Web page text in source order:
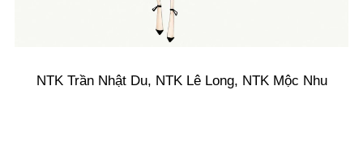
NTK Trần Nhật Du, NTK Lê Long, NTK Mộc Nhu